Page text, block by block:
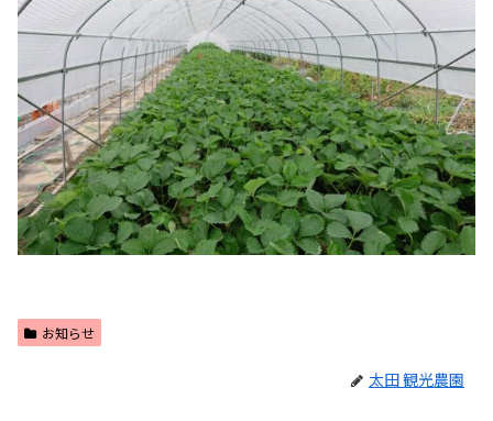
お知らせ
太田 観光農園